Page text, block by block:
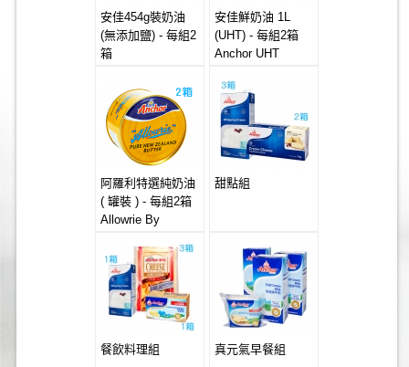
安佳454g裝奶油
(無添加鹽) - 每組2
箱
20x454g
(Unsalted)
安佳鮮奶油 1L
(UHT) - 每組2箱
Anchor UHT
12x1L
阿羅利特選純奶油
( 罐裝 ) - 每組2箱
Allowrie By
Creamery Butter
24x454g Can
甜點組
餐飲料理組 真元氣早餐組